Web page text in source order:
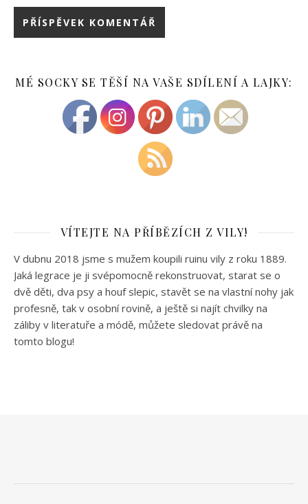
MÉ SOCKY SE TĚŠÍ NA VAŠE SDÍLENÍ A LAJKY:
VÍTEJTE NA PŘÍBĚZÍCH Z VILY!
V dubnu 2018 jsme s mužem koupili ruinu vily z roku 1889.
Jaká legrace je ji svépomocně rekonstruovat, starat se o
dvě děti, dva psy a houf slepic, stavět se na vlastní nohy jak
profesně, tak v osobní rovině, a ještě si najít chvilky na
záliby v literatuře a módě, můžete sledovat právě na
tomto blogu!